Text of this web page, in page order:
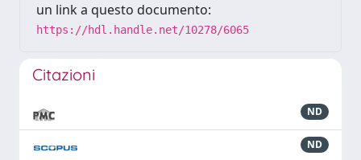
un link a questo documento:
https://hdl.handle.net/10278/6065
Citazioni
ND
ND